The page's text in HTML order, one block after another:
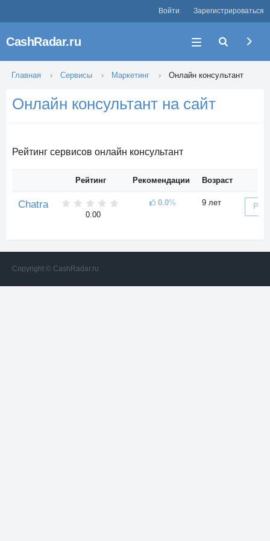
Войти Зарегистрироваться
CashRadar.ru
Главная Сервисы Маркетинг Онлайн консультант
Онлайн консультант на сайт
Рейтинг сервисов онлайн консультант
Рейтинг Рекомендации Возраст
Chatra
0.00
0.0% 9 лет
Copyright © CashRadar.ru